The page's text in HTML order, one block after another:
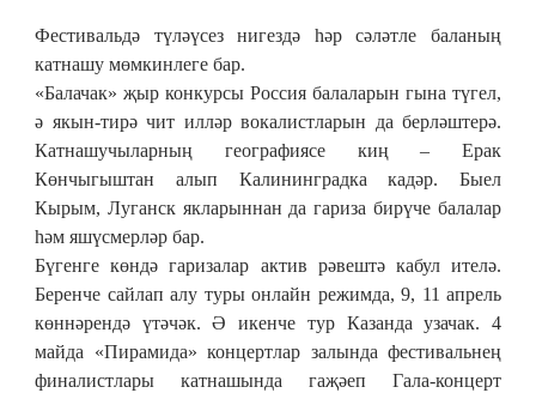
Фестивальдә түләүсез нигездә һәр сәләтле баланың
катнашу мөмкинлеге бар.
«Балачак» җыр конкурсы Россия балаларын гына түгел,
ә якын-тирә чит илләр вокалистларын да берләштерә.
Катнашучыларның географиясе киң – Ерак
Көнчыгыштан алып Калининградка кадәр. Быел
Кырым, Луганск якларыннан да гариза бирүче балалар
һәм яшүсмерләр бар.
Бүгенге көндә гаризалар актив рәвештә кабул ителә.
Беренче сайлап алу туры онлайн режимда, 9, 11 апрель
көннәрендә үтәчәк. Ә икенче тур Казанда узачак. 4
майда «Пирамида» концертлар залында фестивальнең
финалистлары катнашында гаҗәеп Гала-концерт